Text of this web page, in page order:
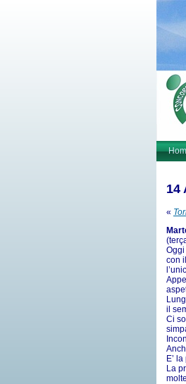
14
«
con
il
Ci
E’
La